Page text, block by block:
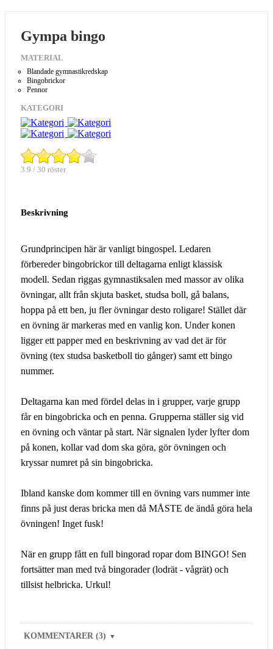
Gympa bingo
MATERIAL
Blandade gymnastikredskap
Bingobrickor
Pennor
KATEGORI
3.9 / 30 röster
Beskrivning
Grundprincipen här är vanligt bingospel. Ledaren
förbereder bingobrickor till deltagarna enligt klassisk
modell. Sedan riggas gymnastiksalen med massor av olika
övningar, allt från skjuta basket, studsa boll, gå balans,
hoppa på ett ben, ju fler övningar desto roligare! Stället där
en övning är markeras med en vanlig kon. Under konen
ligger ett papper med en beskrivning av vad det är för
övning (tex studsa basketboll tio gånger) samt ett bingo
nummer.
Deltagarna kan med fördel delas in i grupper, varje grupp
får en bingobricka och en penna. Grupperna ställer sig vid
en övning och väntar på start. När signalen lyder lyfter dom
på konen, kollar vad dom ska göra, gör övningen och
kryssar numret på sin bingobricka.
Ibland kanske dom kommer till en övning vars nummer inte
finns på just deras bricka men då MÅSTE de ändå göra hela
övningen! Inget fusk!
När en grupp fått en full bingorad ropar dom BINGO! Sen
fortsätter man med två bingorader (lodrät - vågrät) och
tillsist helbricka. Urkul!
KOMMENTARER (3) ▼